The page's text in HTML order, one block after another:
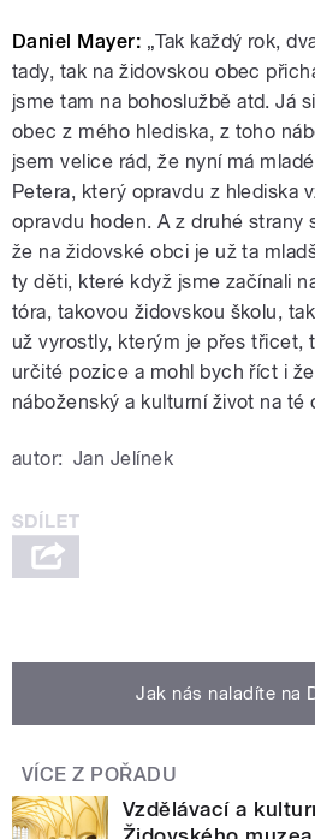
Daniel Mayer: „Tak každý rok,
tady, tak na židovskou obec
jsme tam na bohoslužbě atd. Já
obec z mého hlediska, z toho
jsem velice rád, že nyní má
Petera, který opravdu z hlediska
opravdu hoden. A z druhé strany
že na židovské obci je už ta
ty děti, které když jsme začínali
tóra, takovou židovskou školu,
už vyrostly, kterým je přes třicet,
určité pozice a mohl bych říct i
náboženský a kulturní život na té
autor: Jan Jelínek
Jak nás naladíte na
VÍCE Z POŘADU
Vzdělávací a